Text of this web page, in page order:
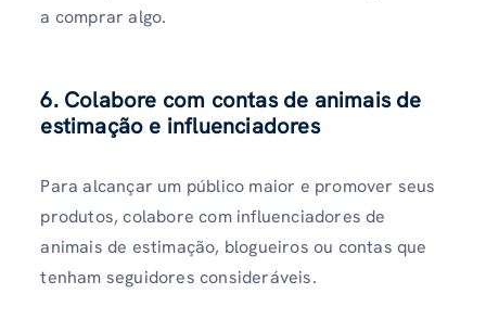
a comprar algo.
6. Colabore com contas de animais de
estimação e influenciadores
Para alcançar um público maior e promover seus
produtos, colabore com influenciadores de
animais de estimação, blogueiros ou contas que
tenham seguidores consideráveis.